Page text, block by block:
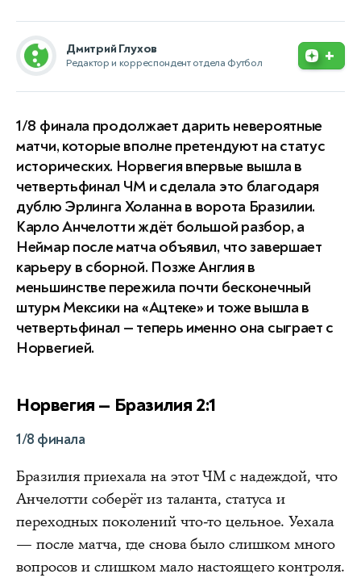
Дмитрий Глухов
Редактор и корреспондент отдела Футбол +
1/8 финала продолжает дарить невероятные
матчи, которые вполне претендуют на статус
исторических. Норвегия впервые вышла в
четвертьфинал ЧМ и сделала это благодаря
дублю Эрлинга Холанна в ворота Бразилии.
Карло Анчелотти ждёт большой разбор, а
Неймар после матча объявил, что завершает
карьеру в сборной. Позже Англия в
меньшинстве пережила почти бесконечный
штурм Мексики на «Ацтеке» и тоже вышла в
четвертьфинал — теперь именно она сыграет с
Норвегией.
Норвегия — Бразилия 2:1
1/8 финала
Бразилия приехала на этот ЧМ с надеждой, что
Анчелотти соберёт из таланта, статуса и
переходных поколений что-то цельное. Уехала
— после матча, где снова было слишком много
вопросов и слишком мало настоящего контроля.